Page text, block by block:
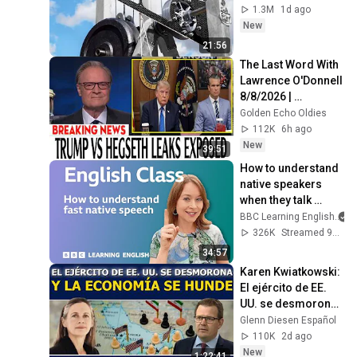
21:56
1.3M
1d ago
New
39:51
The Last Word With
Lawrence O'Donnell
8/8/2026 |
🅼🆂🅽🅱️🅲 News
Breaking News
Today August 8,
Golden Echo Oldies
112K
6h ago
New
34:57
How to understand
native speakers
when they talk
quickly: Live
English Class
BBC Learning English
326K
Karen Kwiatkowski:
El ejército de EE.
UU. se desmorona
y la economía se
hunde
Glenn Diesen Español
110K
2d ago
New